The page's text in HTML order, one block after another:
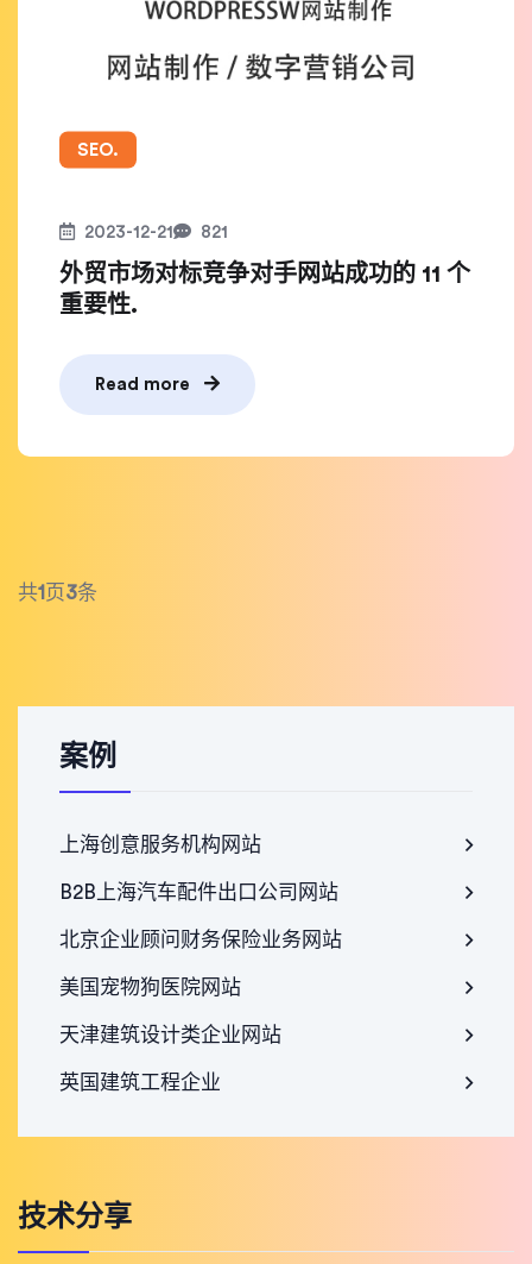
SEO.
2023-12-21 821
外贸市场对标竞争对手网站成功的 11 个
重要性.
Read more
共1 页3条
案例
上海创意服务机构网站
B2B上海汽车配件出口公司网站
北京企业顾问财务保险业务网站
美国宠物狗医院网站
天津建筑设计类企业网站
英国建筑工程企业
技术分享